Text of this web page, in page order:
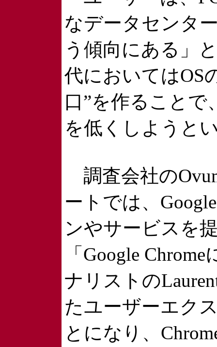
なデータセンタ
う傾向にある」
代においてはOS
口”を作ることで
を低くしようと
調査会社の
ートでは、
ンやサービスを
「Google
ナリストの
たユーザーエク
とになり、